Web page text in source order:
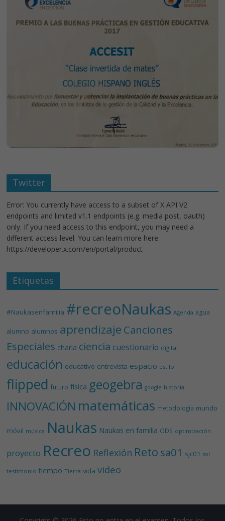
Twitter
Error: You currently have access to a subset of X API V2
endpoints and limited v1.1 endpoints (e.g. media post, oauth)
only. If you need access to this endpoint, you may need a
different access level. You can learn more here:
https://developer.x.com/en/portal/product
Etiquetas
#Naukasenfamilia #recreoNaukas Agenda agua
alumno alumnos aprendizaje Canciones
Especiales charla ciencia cuestionario digital
educación educativo entrevista espacio estilo
flipped futuro física geogebra google historia
INNOVACIÓN matemáticas metodología mundo
móvil música Naukas Naukas en familia ODS optimización
proyecto Recreo Reflexión Reto sa01 sjc01 sol
testimonio tiempo Tierra vida video